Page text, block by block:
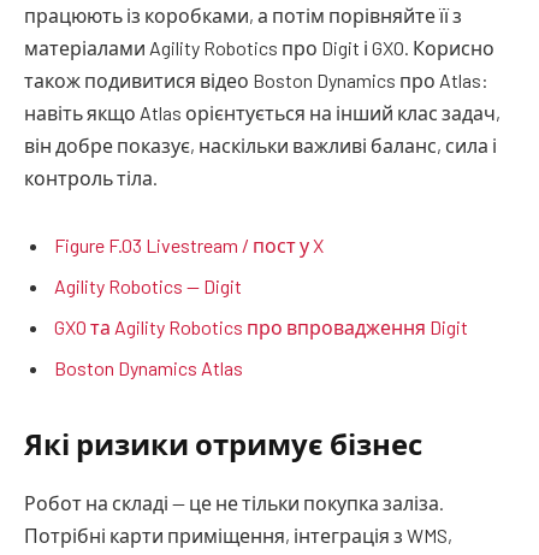
працюють із коробками, а потім порівняйте її з
матеріалами Agility Robotics про Digit і GXO. Корисно
також подивитися відео Boston Dynamics про Atlas:
навіть якщо Atlas орієнтується на інший клас задач,
він добре показує, наскільки важливі баланс, сила і
контроль тіла.
Figure F.03 Livestream / пост у X
Agility Robotics — Digit
GXO та Agility Robotics про впровадження Digit
Boston Dynamics Atlas
Які ризики отримує бізнес
Робот на складі — це не тільки покупка заліза.
Потрібні карти приміщення, інтеграція з WMS,